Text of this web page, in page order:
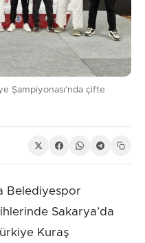
Şampiyonası’nda çifte
Belediyespor
Sakarya’da
Kuraş